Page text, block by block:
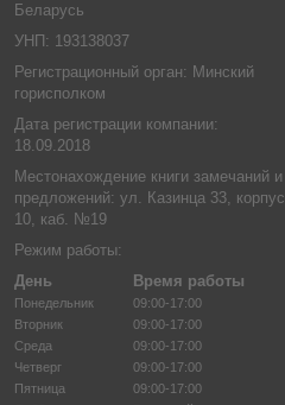
Беларусь
УНП: 193138037
Регистрационный орган: Минский
горисполком
Дата регистрации компании:
18.09.2018
Местонахождение книги замечаний и
предложений: ул. Казинца 33, корпус
10, каб. №19
Режим работы:
День
Время работы
Понедельник
09:00-17:00
Вторник
09:00-17:00
Среда
09:00-17:00
Четверг
09:00-17:00
Пятница
09:00-17:00